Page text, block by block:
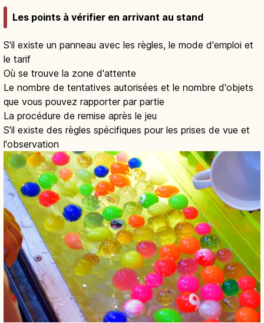
Les points à vérifier en arrivant au stand
S'il existe un panneau avec les règles, le mode d'emploi et
le tarif
Où se trouve la zone d'attente
Le nombre de tentatives autorisées et le nombre d'objets
que vous pouvez rapporter par partie
La procédure de remise après le jeu
S'il existe des règles spécifiques pour les prises de vue et
l'observation